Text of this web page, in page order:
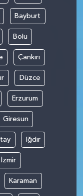
Bayburt
Bolu
Çankırı
Düzce
Erzurum
Giresun
Iğdır
İzmir
Karaman